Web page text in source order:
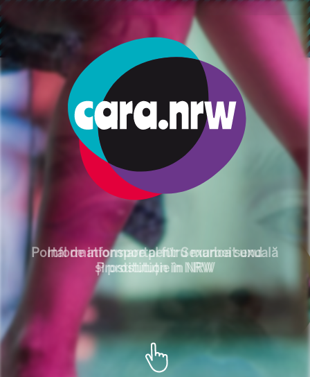
การแสดงเส้นทาง
เริ่มต้น หัว ข้อ
ด้านกฎหมาย
กฎหมายคุ้มครองผู้ค้าบริการทางเพศ
Informationsportal für
Portal de informare pentru munca sexuală
și prostituție în NRW